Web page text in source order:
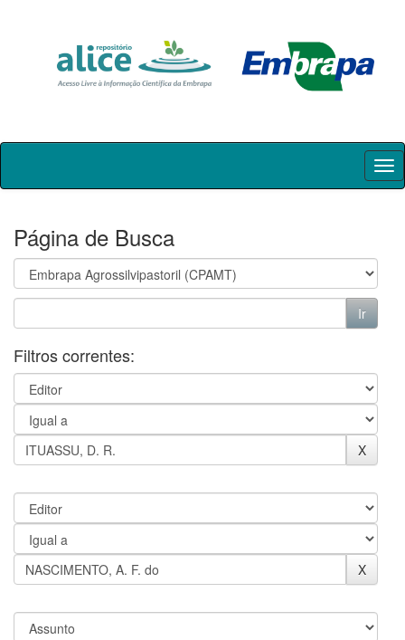
Skip
Página de Busca
Filtros correntes: